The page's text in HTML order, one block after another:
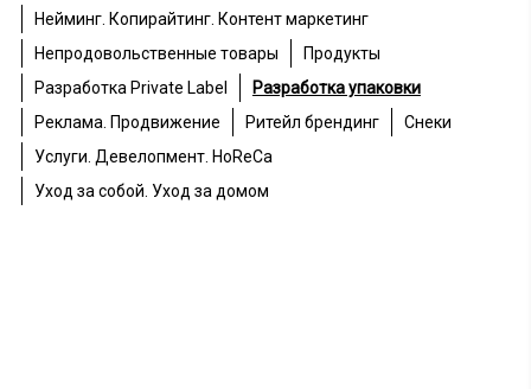
Нейминг. Копирайтинг. Контент маркетинг
Непродовольственные товары
Продукты
Разработка Private Label
Разработка упаковки
Реклама. Продвижение
Ритейл брендинг
Снеки
Услуги. Девелопмент. HoReCa
Уход за собой. Уход за домом